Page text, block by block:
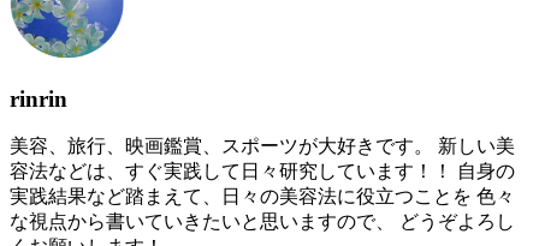
rinrin
美容、旅行、映画鑑賞、スポーツが大好きです。 新しい美
容法などは、すぐ実践して日々研究しています！！ 自身の
実践結果など踏まえて、日々の美容法に役立つことを 色々
な視点から書いていきたいと思いますので、 どうぞよろし